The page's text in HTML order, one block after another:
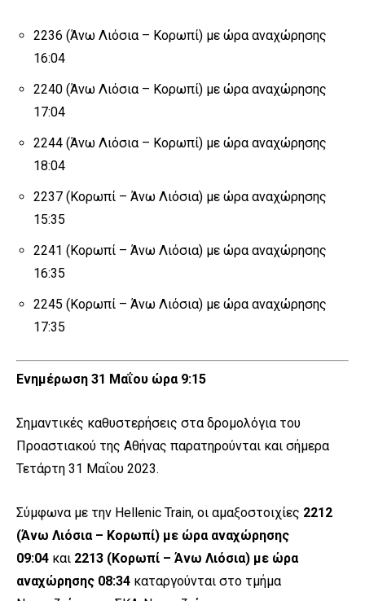
2236 (Άνω Λιόσια – Κορωπί) με ώρα αναχώρησης
16:04
2240 (Άνω Λιόσια – Κορωπί) με ώρα αναχώρησης
17:04
2244 (Άνω Λιόσια – Κορωπί) με ώρα αναχώρησης
18:04
2237 (Κορωπί – Άνω Λιόσια) με ώρα αναχώρησης
15:35
2241 (Κορωπί – Άνω Λιόσια) με ώρα αναχώρησης
16:35
2245 (Κορωπί – Άνω Λιόσια) με ώρα αναχώρησης
17:35
Ενημέρωση 31 Μαΐου ώρα 9:15
Σημαντικές καθυστερήσεις στα δρομολόγια του
Προαστιακού της Αθήνας παρατηρούνται και σήμερα
Τετάρτη 31 Μαΐου 2023.
Σύμφωνα με την Hellenic Train, οι αμαξοστοιχίες 2212
(Άνω Λιόσια – Κορωπί) με ώρα αναχώρησης
09:04 και 2213 (Κορωπί – Άνω Λιόσια) με ώρα
αναχώρησης 08:34 καταργούνται στο τμήμα